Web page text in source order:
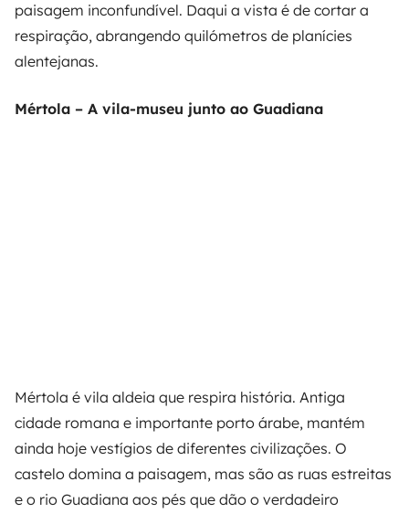
paisagem inconfundível. Daqui a vista é de cortar a
respiração, abrangendo quilómetros de planícies
alentejanas.
Mértola – A vila-museu junto ao Guadiana
Mértola é vila aldeia que respira história. Antiga
cidade romana e importante porto árabe, mantém
ainda hoje vestígios de diferentes civilizações. O
castelo domina a paisagem, mas são as ruas estreitas
e o rio Guadiana aos pés que dão o verdadeiro